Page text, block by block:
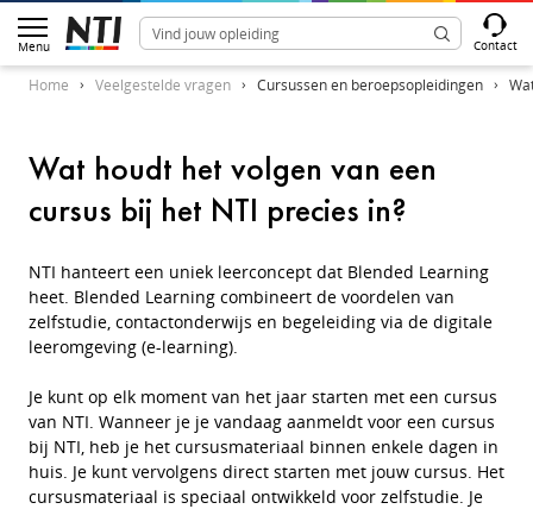
Menu Contact
Home Veelgestelde vragen Cursussen en beroepsopleidingen
Wat houdt het volgen van een
cursus bij het NTI precies in?
NTI hanteert een uniek leerconcept dat Blended Learning
heet. Blended Learning combineert de voordelen van
zelfstudie, contactonderwijs en begeleiding via de digitale
leeromgeving (e-learning).
Je kunt op elk moment van het jaar starten met een cursus
van NTI. Wanneer je je vandaag aanmeldt voor een cursus
bij NTI, heb je het cursusmateriaal binnen enkele dagen in
huis. Je kunt vervolgens direct starten met jouw cursus. Het
cursusmateriaal is speciaal ontwikkeld voor zelfstudie. Je